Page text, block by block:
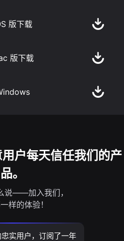
版下载
版下载
户每天信任我们的产
品。
说——加入我们，
样的体验！
实用户，订阅了一年